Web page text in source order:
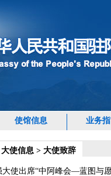
使馆信息 业务
大使信息 > 大使致辞
大使出席“中阿峰会—蓝图与